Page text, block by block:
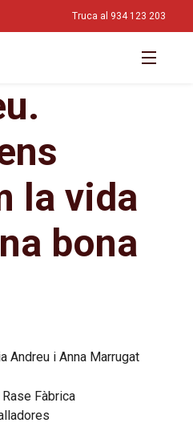
Truca al 934 123 203
la vida
bona
Andreu i Anna Marrugat
Fàbrica